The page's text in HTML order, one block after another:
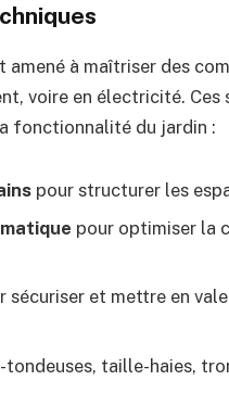
amené à maîtriser des
voire en électricité. Ces
fonctionnalité du jardin :
pour structurer les
pour optimiser la
sécuriser et mettre en
taille-haies,